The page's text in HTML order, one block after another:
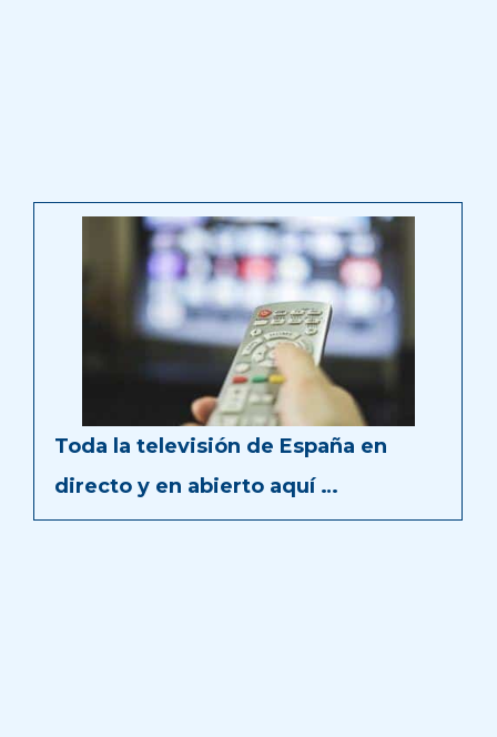
Toda la televisión de España en
directo y en abierto aquí …